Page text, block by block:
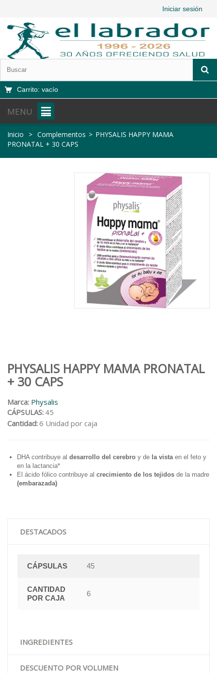
Iniciar sesión
Carrito: vacío
MENU
Inicio > Complementos > PHYSALIS HAPPY MAMA
PRONATAL + 30 CAPS
PHYSALIS HAPPY MAMA PRONATAL
+ 30 CAPS
Marca: Physalis
CÁPSULAS: 45
Cantidad:6 Unidad por caja
DHAcontribuye al desarrollo del cerebro y de la vistaen el feto y
en la lactancia*
El ácido fólico contribuye al crecimiento de los tejidos de la madre
(embarazada)
DESTACADOS
CÁPSULAS 45
CANTIDAD
POR CAJA
6
INGREDIENTES
DESCUENTO POR VOLUMEN